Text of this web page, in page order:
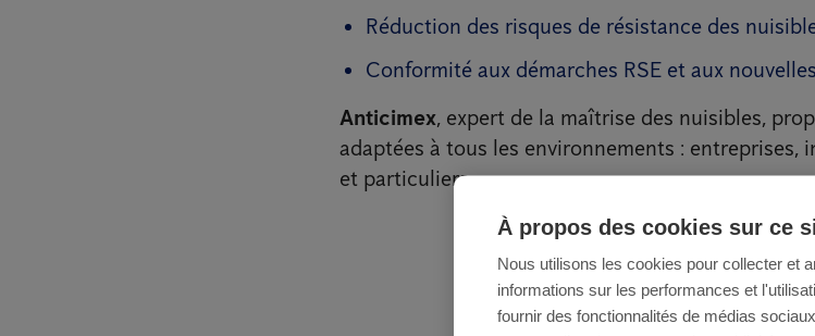
Réduction des risques de résistance des
Conformité aux démarches RSE et aux
Anticimex, expert de la maîtrise des nuisibles,
adaptées à tous les environnements : entreprises,
et particuliers.
À propos des cookies sur ce
Nous utilisons les cookies pour collecter et
informations sur les performances et
fournir des fonctionnalités de médias